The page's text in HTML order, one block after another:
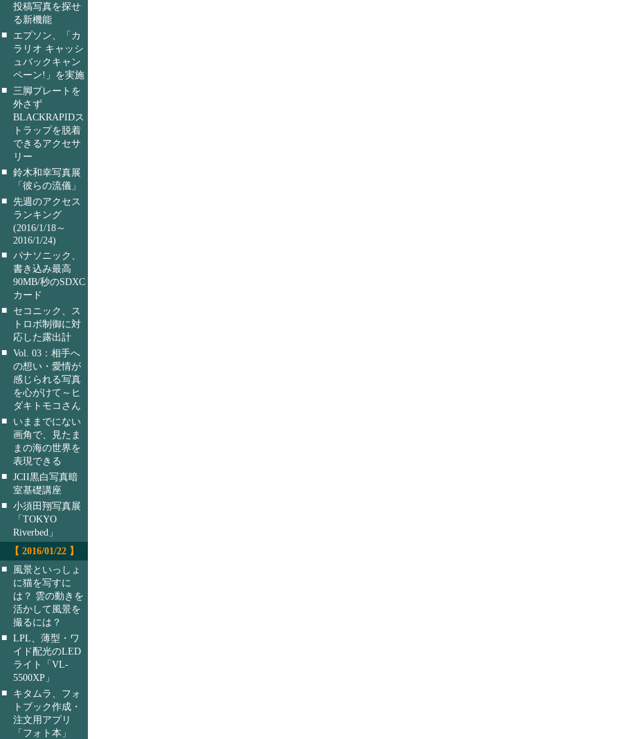
投稿写真を探せ
る新機能
■
エプソン、「カ
ラリオ キャッシ
ュバックキャン
ペーン!」を実施
■ 三脚プレートを
外さず
BLACKRAPIDス
トラップを脱着
できるアクセサ
リー
■ 鈴木和幸写真展
「彼らの流儀」
■ 先週のアクセス
ランキング
(2016/1/18～
2016/1/24)
■ パナソニック、
書き込み最高
90MB/秒のSDXC
カード
■
セコニック、ス
トロボ制御に対
応した露出計
■ Vol. 03：相手へ
の想い・愛情が
感じられる写真
を心がけて～ヒ
ダキトモコさん
■
いままでにない
画角で、見たま
まの海の世界を
表現できる
■ JCII黒白写真暗
室基礎講座
■ 小須田翔写真展
「TOKYO
Riverbed」
【 2016/01/22 】
■
風景といっしょ
に猫を写すに
は？ 雲の動きを
活かして風景を
撮るには？
■ LPL、薄型・ワ
イド配光のLED
ライト「VL-
5500XP」
■
キタムラ、フォ
トブック作成・
注文用アプリ
「フォト本」